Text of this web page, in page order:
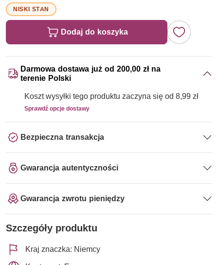
NISKI STAN
Dodaj do koszyka
Darmowa dostawa już od 200,00 zł na
terenie Polski
Koszt wysyłki tego produktu zaczyna się od 8,99 zł
Sprawdź opcje dostawy
Bezpieczna transakcja
Gwarancja autentyczności
Gwarancja zwrotu pieniędzy
Szczegóły produktu
Kraj znaczka: Niemcy